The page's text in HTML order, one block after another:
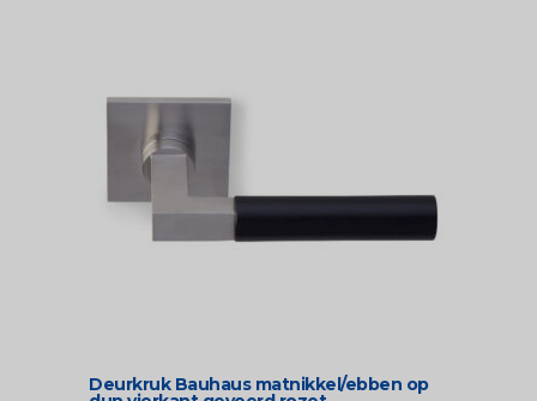
Deurkruk Bauhaus matnikkel/ebben op